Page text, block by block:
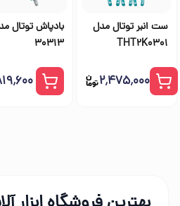
ست انبر توتال مدل
THT2K0301
۲٬۴۷۵٬۰۰۰
بادپاش توتال
30313